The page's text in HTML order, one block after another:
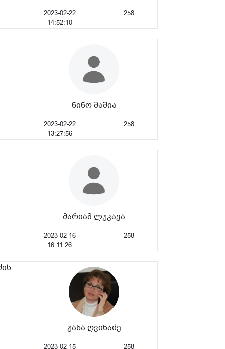
2023-02-22
14:52:10
258
ნინო მაშია
2023-02-22
13:27:56
258
მარიამ ლუკავა
2023-02-16
16:11:26
258
ჟანა ღვინაძე
2023-02-15 258